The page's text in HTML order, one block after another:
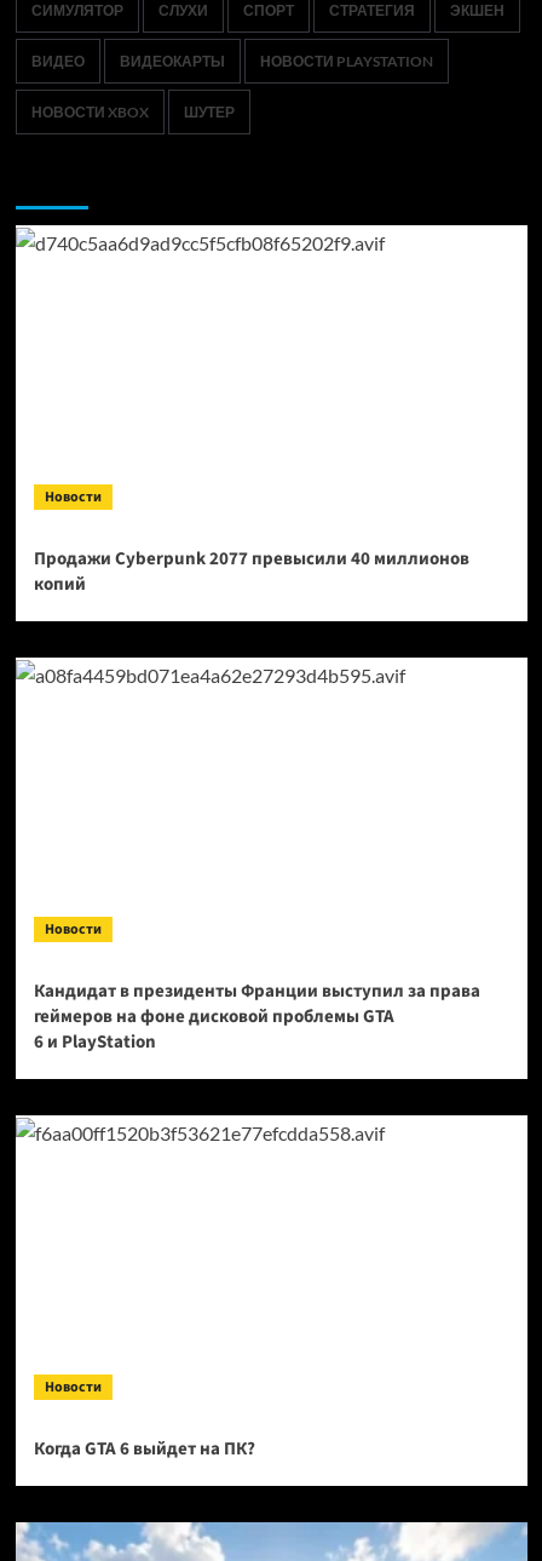
СИМУЛЯТОР СЛУХИ СПОРТ СТРАТЕГИЯ ЭКШЕН
ВИДЕО ВИДЕОКАРТЫ НОВОСТИ PLAYSTATION
НОВОСТИ XBOX ШУТЕР
Новости
Продажи Cyberpunk 2077 превысили 40 миллионов
копий
Новости
Кандидат в президенты Франции выступил за права
геймеров на фоне дисковой проблемы GTA
6 и PlayStation
Новости
Когда GTA 6 выйдет на ПК?